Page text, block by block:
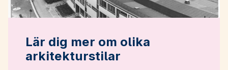
Lär dig mer om olika
arkitekturstilar